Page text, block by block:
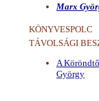
Marx
KÖNYVESPOLC
TÁVOLSÁGI
A
György